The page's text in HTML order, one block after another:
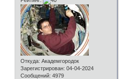
Откуда: Академгородок
Зарегистрирован: 04-04-2024
Сообщений: 4979